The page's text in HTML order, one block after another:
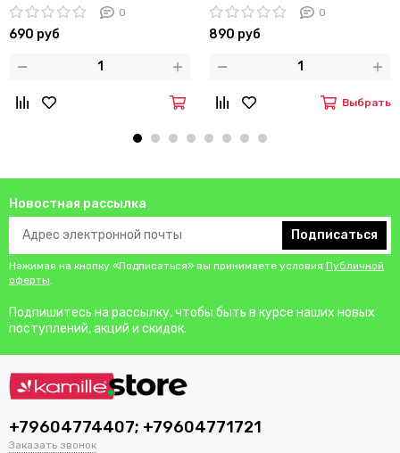
Ofenbach NB 101304 с TPR
вставкой
0
690 руб
KM-2052 с TPR-вставкой и
ремешком
0
890 руб
Выбрать
Новостная рассылка
Подписаться
Нажимая на кнопку «Подписаться» вы принимаете условия Публичной
оферты.
Подпишитесь на рассылку, чтобы быть в курсе наших новых
поступлений, акций и скидок.
+79604774407; +79604771721
Заказать звонок